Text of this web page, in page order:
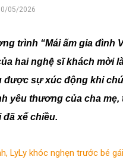
05/2026
trình “Mái ấm gia đình
hai nghệ sĩ khách mời
được sự xúc động khi
yêu thương của cha
xế chiều.
LyLy khóc nghẹn trước bé